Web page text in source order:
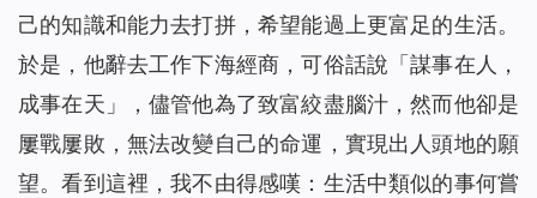
己的知識和能力去打拼，希望能過上更富足的生活。
於是，他辭去工作下海經商，可俗話說「謀事在人，
成事在天」，儘管他為了致富絞盡腦汁，然而他卻是
屢戰屢敗，無法改變自己的命運，實現出人頭地的願
望。看到這裡，我不由得感嘆：生活中類似的事何嘗